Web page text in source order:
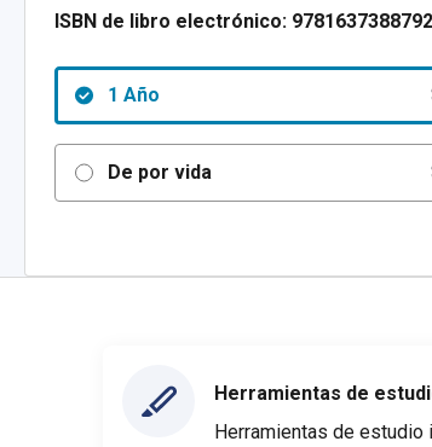
ISBN de libro electrónico: 9781637388792
1 Año
De por vida
Herramientas de
Herramientas de estudio